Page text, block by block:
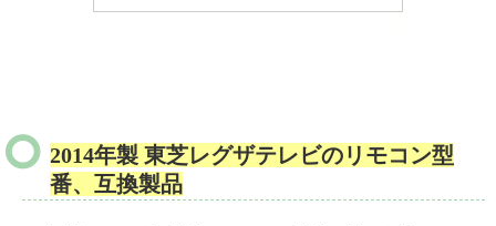
2014年製 東芝レグザテレビのリモコン型
番、互換製品